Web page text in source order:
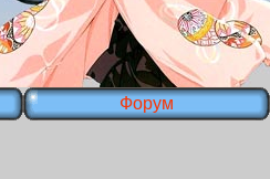
Форум